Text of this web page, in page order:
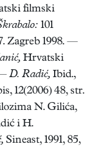
filmski
101
Zagreb 1998. —
Hrvatski
D. Radić, Ibid.,
12(2006) 48, str.
N. Gilića,
i H.
Sineast, 1991, 85,